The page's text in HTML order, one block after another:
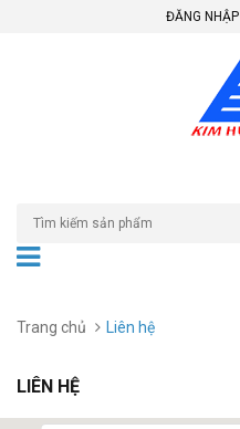
ĐĂNG NHẬP
Trang chủ Liên hệ
LIÊN HỆ